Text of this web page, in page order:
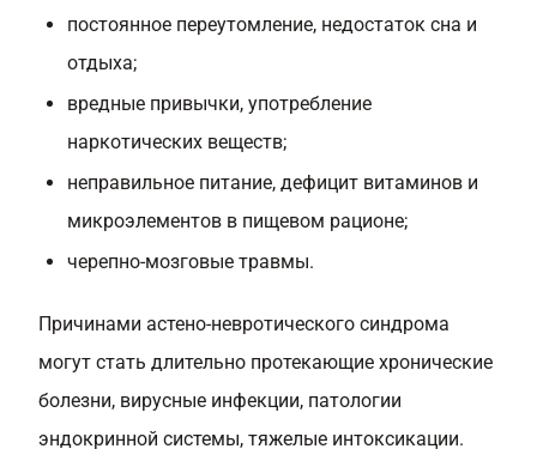
постоянное переутомление, недостаток сна и
отдыха;
вредные привычки, употребление
наркотических веществ;
неправильное питание, дефицит витаминов и
микроэлементов в пищевом рационе;
черепно-мозговые травмы.
Причинами астено-невротического синдрома
могут стать длительно протекающие хронические
болезни, вирусные инфекции, патологии
эндокринной системы, тяжелые интоксикации.